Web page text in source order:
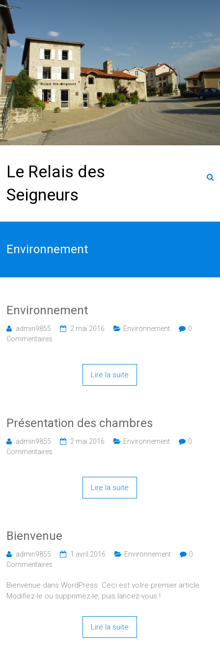
Le Relais des
Seigneurs
Environnement
Environnement
admin9855 2 mai 2016 Environnement
0
Commentaires
Lire la suite
Présentation des chambres
admin9855 2 mai 2016 Environnement
0
Commentaires
Lire la suite
Bienvenue
admin9855 1 avril 2016 Environnement
0
Commentaires
Bienvenue dans WordPress. Ceci est votre premier article.
Modifiez-le ou supprimez-le, puis lancez-vous !
Lire la suite